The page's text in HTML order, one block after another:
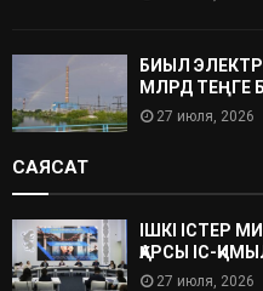
БИЫЛ
МЛРД ТЕҢГЕ
27 июля, 2026
САЯСАТ
ІШКІ ІСТЕР
ҚАРСЫ ІС-
27 июля, 2026